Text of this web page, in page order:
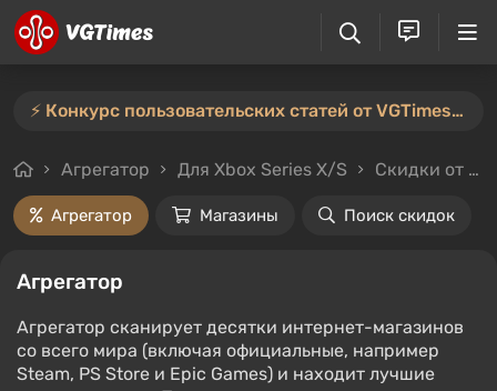
⚡️ Конкурс пользовательских статей от VGTimes продлён — участвуйте тут ⚡️
Агрегатор Для Xbox Series X/S Скидки от 50%
Агрегатор Магазины Поиск скидок
Агрегатор
Агрегатор сканирует десятки интернет-магазинов
со всего мира (включая официальные, например
Steam, PS Store и Epic Games) и находит лучшие